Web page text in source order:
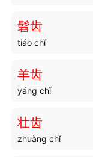
髫齿
tiáo chǐ
羊齿
yáng chǐ
壮齿
zhuàng chǐ